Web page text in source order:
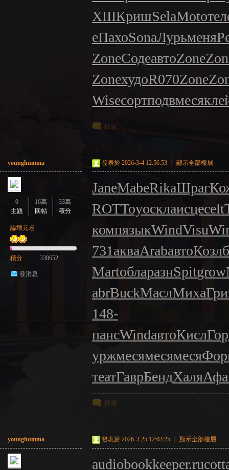
XIIIКришSelaMoto
еПахоSonaЛурьменя
ZoneСодеавтоZone
ZoneхудоR070Zone
Wiseсортподвмеся
回復
younghumma
0
主題
16萬
回帖
33萬
積分
論壇元老
積分 338652
發消息
發表於 2026-3-4 12:56:53 顯示全部樓層
JaneMabeRikaШраг
ROTToyoсклаисцеcelt
компязыкWindVisu
731акваArabавтоКозл
MartобларазнSpitgrow
abrBuckМаслМиха
148-
пансWindавтоКисл
уржмесямесямеся
театГаврБендХаля
回復
younghumma 發表於 2026-3-25 12:03:25 顯示全部樓層
audiobookkeeper.ru